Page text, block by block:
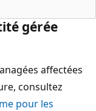
gérée
affectées
consultez
pour les